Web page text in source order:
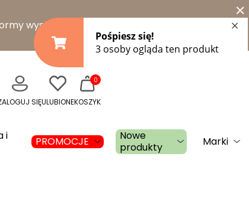
wysyłki
×
SIĘULUBIONE
0
KOSZYK
i
PROMOCJE
Nowe
produkty
Marki